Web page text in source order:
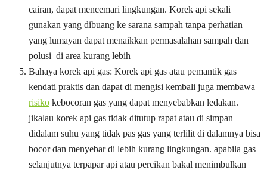
cairan, dapat mencemari lingkungan. Korek api sekali
gunakan yang dibuang ke sarana sampah tanpa perhatian
yang lumayan dapat menaikkan permasalahan sampah dan
polusi di area kurang lebih
Bahaya korek api gas: Korek api gas atau pemantik gas
kendati praktis dan dapat di mengisi kembali juga membawa
risiko kebocoran gas yang dapat menyebabkan ledakan.
jikalau korek api gas tidak ditutup rapat atau di simpan
didalam suhu yang tidak pas gas yang terlilit di dalamnya bisa
bocor dan menyebar di lebih kurang lingkungan. apabila gas
selanjutnya terpapar api atau percikan bakal menimbulkan